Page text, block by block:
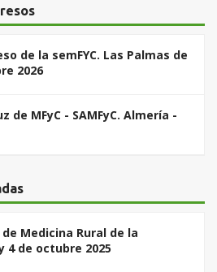
de la semFYC. Las Palmas de
2026
de MFyC - SAMFyC. Almería -
de Medicina Rural de la
4 de octubre 2025